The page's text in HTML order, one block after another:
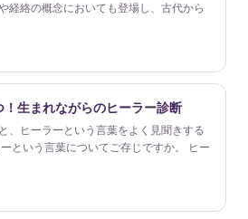
経絡の概念においても登場し、古代から
生まれながらのヒーラー診断
、ヒーラーという言葉をよく見聞きする
という言葉についてご存じですか。 ヒー